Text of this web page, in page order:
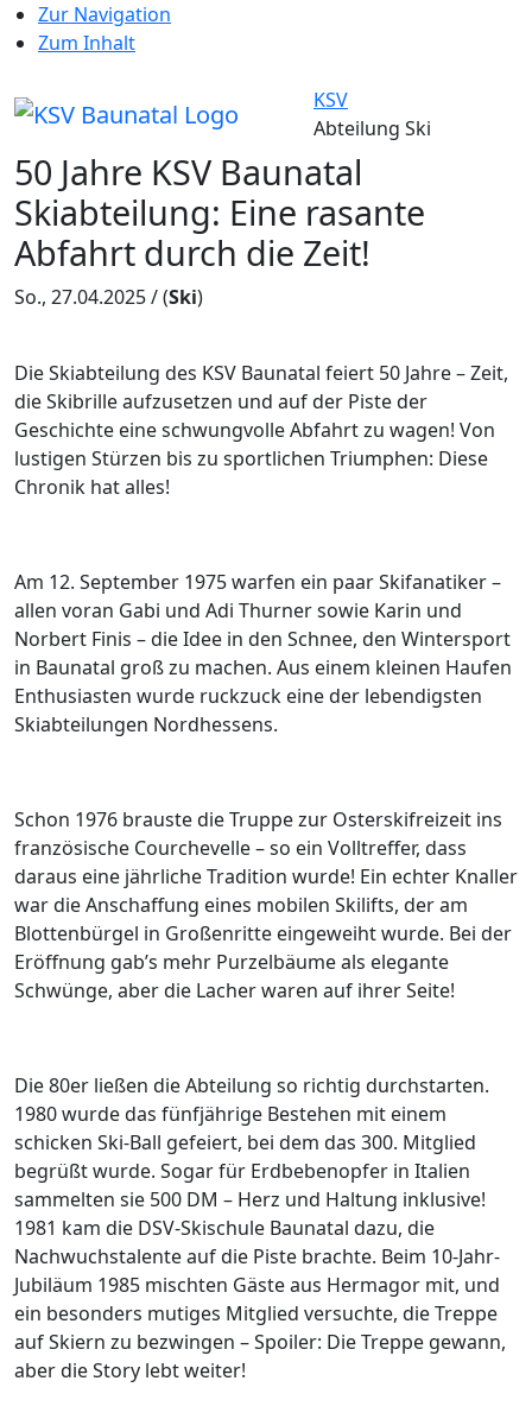
Zur Navigation
Zum Inhalt
KSV
Abteilung Ski
50 Jahre KSV Baunatal
Skiabteilung: Eine rasante
Abfahrt durch die Zeit!
So., 27.04.2025 /(Ski)
Die Skiabteilung des KSV Baunatal feiert 50 Jahre – Zeit,
die Skibrille aufzusetzen und auf der Piste der
Geschichte eine schwungvolle Abfahrt zu wagen! Von
lustigen Stürzen bis zu sportlichen Triumphen: Diese
Chronik hat alles!
Am 12. September 1975 warfen ein paar Skifanatiker –
allen voran Gabi und Adi Thurner sowie Karin und
Norbert Finis – die Idee in den Schnee, den Wintersport
in Baunatal groß zu machen. Aus einem kleinen Haufen
Enthusiasten wurde ruckzuck eine der lebendigsten
Skiabteilungen Nordhessens.
Schon 1976 brauste die Truppe zur Osterskifreizeit ins
französische Courchevelle – so ein Volltreffer, dass
daraus eine jährliche Tradition wurde! Ein echter Knaller
war die Anschaffung eines mobilen Skilifts, der am
Blottenbürgel in Großenritte eingeweiht wurde. Bei der
Eröffnung gab’s mehr Purzelbäume als elegante
Schwünge, aber die Lacher waren auf ihrer Seite!
Die 80er ließen die Abteilung so richtig durchstarten.
1980 wurde das fünfjährige Bestehen mit einem
schicken Ski-Ball gefeiert, bei dem das 300. Mitglied
begrüßt wurde. Sogar für Erdbebenopfer in Italien
sammelten sie 500 DM – Herz und Haltung inklusive!
1981 kam die DSV-Skischule Baunatal dazu, die
Nachwuchstalente auf die Piste brachte. Beim 10-Jahr-
Jubiläum 1985 mischten Gäste aus Hermagor mit, und
ein besonders mutiges Mitglied versuchte, die Treppe
auf Skiern zu bezwingen – Spoiler: Die Treppe gewann,
aber die Story lebt weiter!